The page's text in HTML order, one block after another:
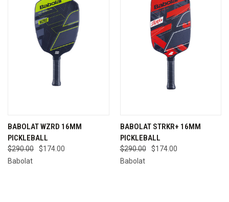
BABOLAT WZRD 16MM
PICKLEBALL
$290.00
$174.00
Babolat
BABOLAT STRKR+ 16MM
PICKLEBALL
$290.00
$174.00
Babolat